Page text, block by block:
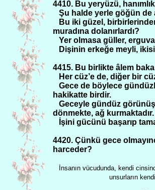
4410. Bu yeryüzü,
Şu halde yerle göğün de
Bu iki güzel,
muradına dolanırlardı?
Yer olmasa güller,
Dişinin erkeğe meyli,
4415. Bu birlikte âlem
Her cüz’e de, diğer bir
Gece de böylece
hakikatte birdir.
Geceyle gündüz
dönmekte, ağ kurmaktadır.
İşini gücünü başarıp
4420. Çünkü gece
harceder?
İnsanın vücudunda, kendi
unsurların